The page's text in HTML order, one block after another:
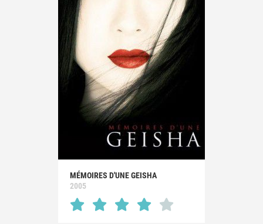
MÉMOIRES D'UNE GEISHA
2005